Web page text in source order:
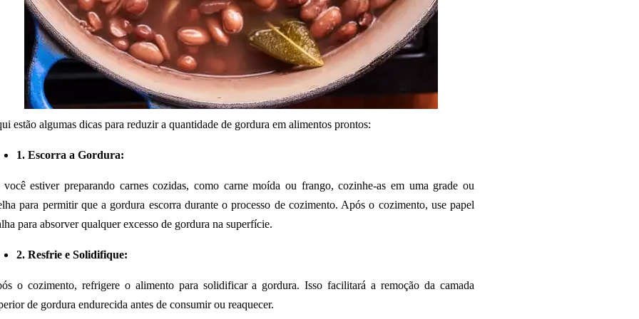
estão algumas dicas para reduzir a quantidade de gordura em alimentos prontos:
1. Escorra a Gordura:
você estiver preparando carnes cozidas, como carne moída ou frango, cozinhe-as em uma grade ou
para permitir que a gordura escorra durante o processo de cozimento. Após o cozimento, use papel
para absorver qualquer excesso de gordura na superfície.
2. Resfrie e Solidifique:
o cozimento, refrigere o alimento para solidificar a gordura. Isso facilitará a remoção da camada
de gordura endurecida antes de consumir ou reaquecer.